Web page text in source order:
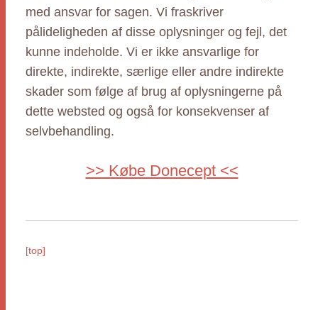
med ansvar for sagen. Vi fraskriver
pålideligheden af disse oplysninger og fejl, det
kunne indeholde. Vi er ikke ansvarlige for
direkte, indirekte, særlige eller andre indirekte
skader som følge af brug af oplysningerne på
dette websted og også for konsekvenser af
selvbehandling.
>> Købe Donecept <<
[top]